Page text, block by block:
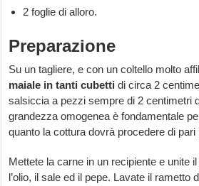
2 foglie di alloro.
Preparazione
Su un tagliere, e con un coltello molto
maiale in tanti cubetti di circa 2
salsiccia a pezzi sempre di 2 centimetri
grandezza omogenea è fondamentale
quanto la cottura dovrà procedere di pari
Mettete la carne in un recipiente e unite
l’olio, il sale ed il pepe. Lavate il rametto